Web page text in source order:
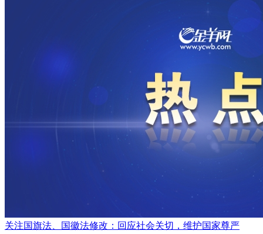
关注国旗法、国徽法修改：回应社会关切，维护国家尊严